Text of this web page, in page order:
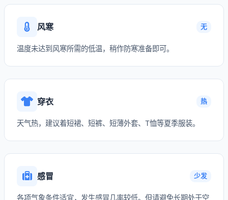
风寒 无
温度未达到风寒所需的低温，稍作防寒准备即可。
穿衣 热
天气热，建议着短裙、短裤、短薄外套、T恤等夏季服装。
感冒 少发
各项气象条件适宜，发生感冒几率较低。但请避免长期处于空